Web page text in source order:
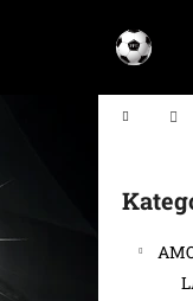
Domů
Přeskočit
kategorie
Zpět
Zpět